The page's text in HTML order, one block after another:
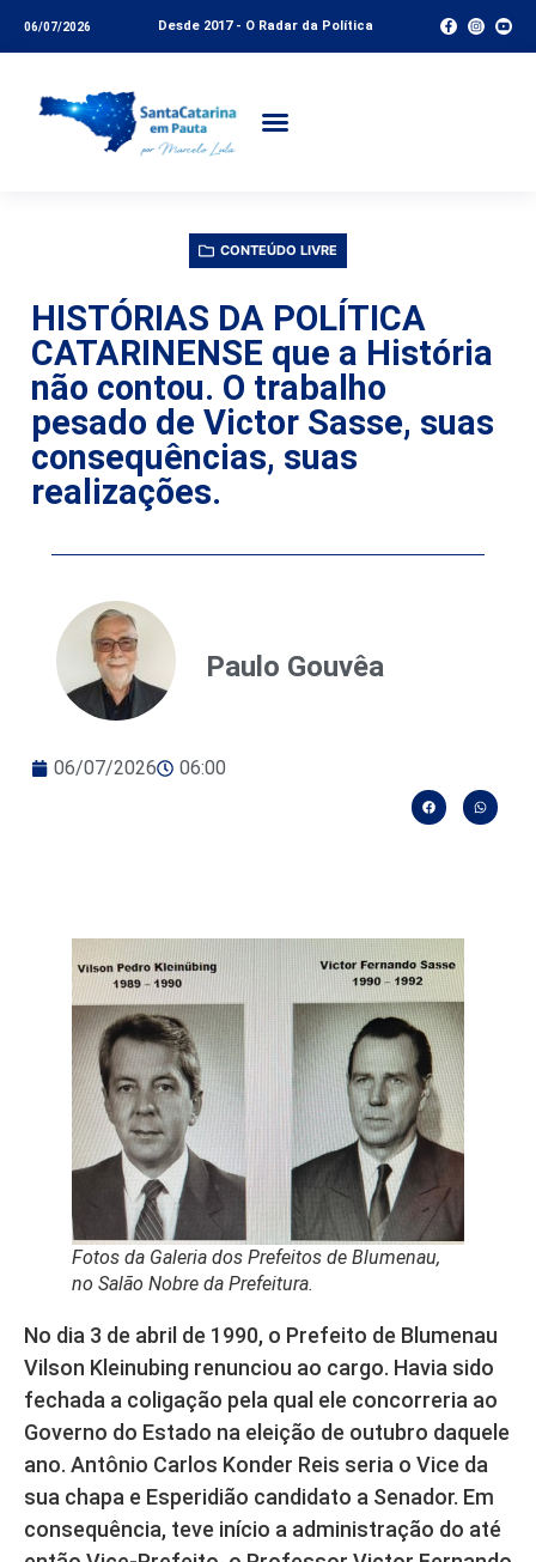
06/07/2026 Desde 2017 - O Radar da Política
CONTEÚDO LIVRE
HISTÓRIAS DA POLÍTICA
CATARINENSE que a História
não contou. O trabalho
pesado de Victor Sasse, suas
consequências, suas
realizações.
Paulo Gouvêa
06/07/2026 06:00
Fotos da Galeria dos Prefeitos de Blumenau,
no Salão Nobre da Prefeitura.
No dia 3 de abril de 1990, o Prefeito de Blumenau
Vilson Kleinubing renunciou ao cargo. Havia sido
fechada a coligação pela qual ele concorreria ao
Governo do Estado na eleição de outubro daquele
ano. Antônio Carlos Konder Reis seria o Vice da
sua chapa e Esperidião candidato a Senador. Em
consequência, teve início a administração do até